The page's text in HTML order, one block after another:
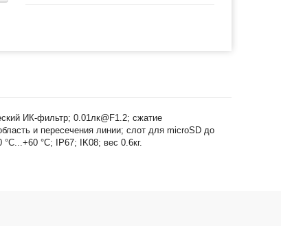
ИК-фильтр; 0.01лк@F1.2; сжатие
и пересечения линии; слот для microSD до
°C; IP67; IK08; вес 0.6кг.